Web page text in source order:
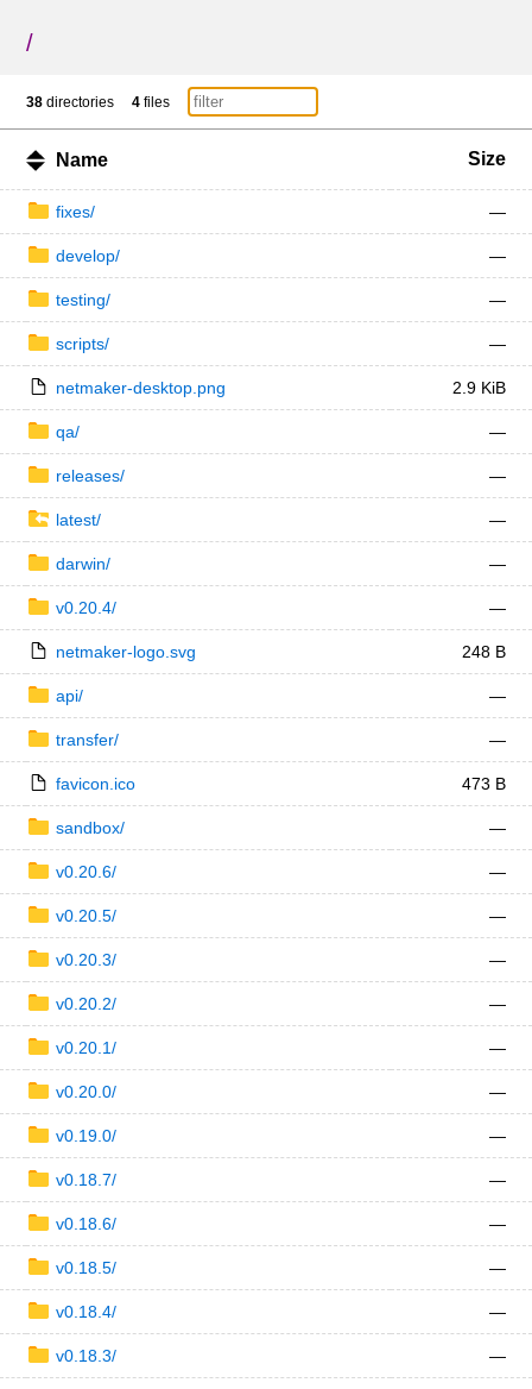
/
38 directories 4 files
Name Size
fixes/ —
develop/ —
testing/ —
scripts/ —
netmaker-desktop.png 2.9 KiB
qa/ —
releases/ —
latest/ —
darwin/ —
v0.20.4/ —
netmaker-logo.svg 248 B
api/ —
transfer/ —
favicon.ico 473 B
sandbox/ —
v0.20.6/ —
v0.20.5/ —
v0.20.3/ —
v0.20.2/ —
v0.20.1/ —
v0.20.0/ —
v0.19.0/ —
v0.18.7/ —
v0.18.6/ —
v0.18.5/ —
v0.18.4/ —
v0.18.3/ —